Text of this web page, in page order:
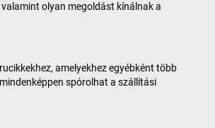
olyan megoldást kínálnak a
amelyekhez egyébként több
spórolhat a szállítási